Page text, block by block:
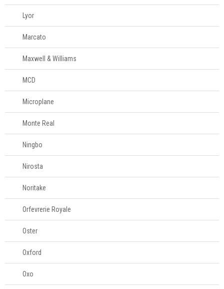
Lyor
Marcato
Maxwell & Williams
MCD
Microplane
Monte Real
Ningbo
Nirosta
Noritake
Orfevrerie Royale
Oster
Oxford
Oxo